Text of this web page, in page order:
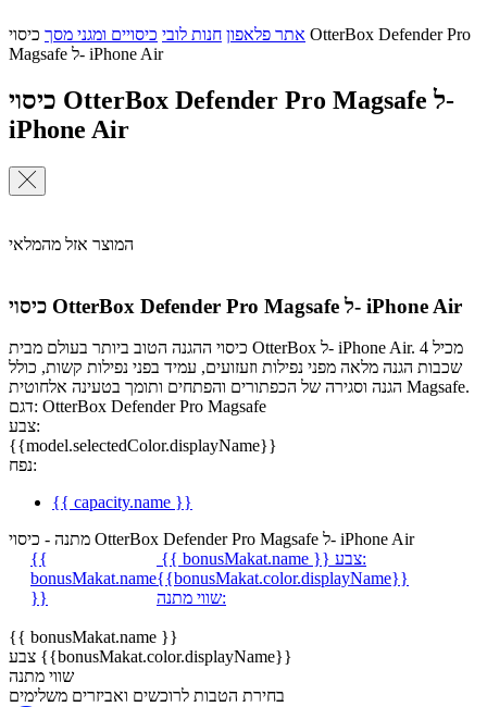
אתר פלאפון חנות לובי כיסויים ומגני מסך כיסוי OtterBox Defender Pro
Magsafe ל- iPhone Air
כיסוי OtterBox Defender Pro Magsafe ל-
iPhone Air
המוצר אזל מהמלאי
כיסוי OtterBox Defender Pro Magsafe ל- iPhone Air
כיסוי ההגנה הטוב ביותר בעולם מבית OtterBox ל- iPhone Air. מכיל 4
שכבות הגנה מלאה מפני נפילות וזעזועים, עמיד בפני נפילות קשות, כולל
הגנה וסגירה של הכפתורים והפתחים ותומך בטעינה אלחוטית Magsafe.
דגם: OtterBox Defender Pro Magsafe
צבע:
{{model.selectedColor.displayName}}
נפח:
{{ capacity.name }}
מתנה - כיסוי OtterBox Defender Pro Magsafe ל- iPhone Air
{{
bonusMakat.name
}}
{{ bonusMakat.name }}
צבע:
{{bonusMakat.color.displayName}}
שווי מתנה:
{{ bonusMakat.name }}
צבע {{bonusMakat.color.displayName}}
שווי מתנה
בחירת הטבות לרוכשים ואביזרים משלימים